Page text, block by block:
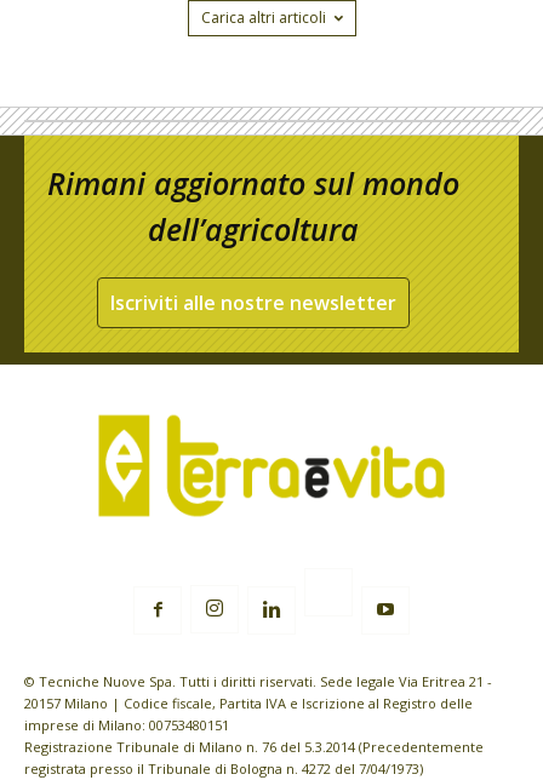
Carica altri articoli
Rimani aggiornato sul mondo
dell’agricoltura
Iscriviti alle nostre newsletter
© Tecniche Nuove Spa. Tutti i diritti riservati. Sede legale Via Eritrea 21 -
20157 Milano | Codice fiscale, Partita IVA e Iscrizione al Registro delle
imprese di Milano: 00753480151
Registrazione Tribunale di Milano n. 76 del 5.3.2014 (Precedentemente
registrata presso il Tribunale di Bologna n. 4272 del 7/04/1973)